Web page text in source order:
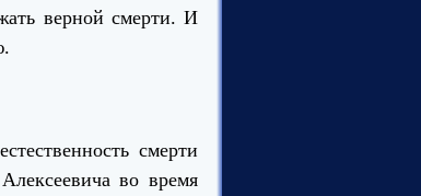
верной смерти. И
смерти
во время